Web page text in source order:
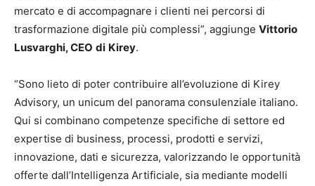
mercato e di accompagnare i clienti nei percorsi di
trasformazione digitale più complessi”, aggiunge Vittorio
Lusvarghi, CEO di Kirey.
“Sono lieto di poter contribuire all’evoluzione di Kirey
Advisory, un unicum del panorama consulenziale italiano.
Qui si combinano competenze specifiche di settore ed
expertise di business, processi, prodotti e servizi,
innovazione, dati e sicurezza, valorizzando le opportunità
offerte dall’Intelligenza Artificiale, sia mediante modelli